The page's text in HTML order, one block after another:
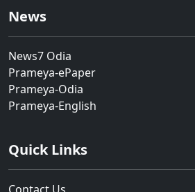
News
News7 Odia
Prameya-ePaper
Prameya-Odia
Prameya-English
Quick Links
Contact Us